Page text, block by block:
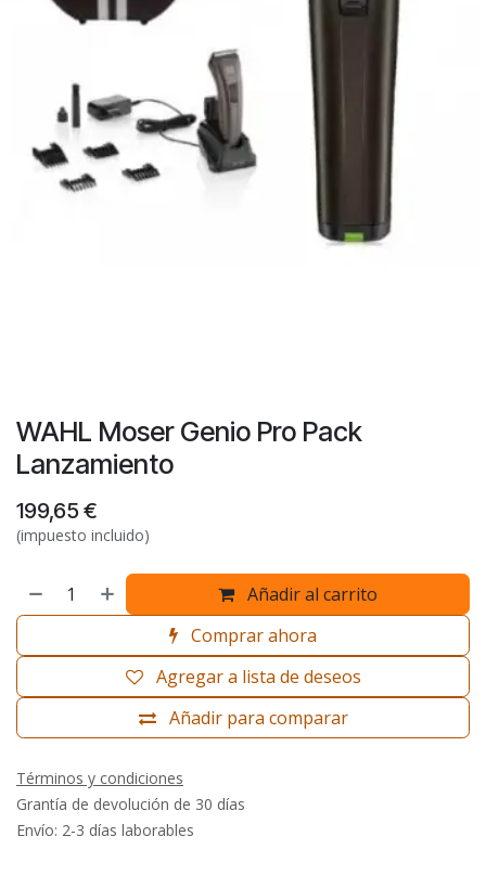
WAHL Moser Genio Pro Pack
Lanzamiento
199,65 €
(impuesto incluido)
Añadir al carrito
Comprar ahora
Añadir para comparar
Agregar a lista de deseos
Términos y condiciones
Grantía de devolución de 30 días
Envío: 2-3 días laborables